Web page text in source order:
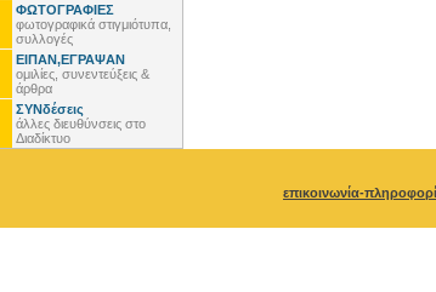
ΦΩΤΟΓΡΑΦΙΕΣ
φωτογραφικά στιγμιότυπα,
συλλογές
ΕΙΠΑΝ,ΕΓΡΑΨΑΝ
ομιλίες, συνεντεύξεις &
άρθρα
ΣΥΝδέσεις
άλλες διευθύνσεις στο
Διαδίκτυο
επικοινωνία-